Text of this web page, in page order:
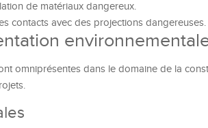
de matériaux dangereux.
contacts avec des projections dangereuses.
omniprésentes dans le domaine de la